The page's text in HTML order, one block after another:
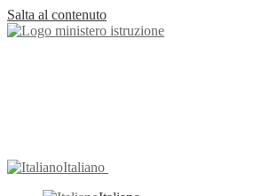
Salta al contenuto
Italiano